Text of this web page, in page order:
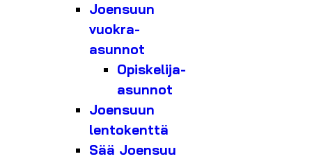
Joensuun
vuokra-
asunnot
Opiskelija-
asunnot
Joensuun
lentokenttä
Sää Joensuu